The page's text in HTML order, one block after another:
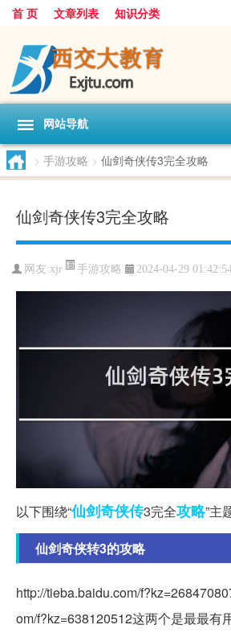
首 页 文章列表 知识分类
网站导航
> 手游攻略 > 仙剑奇侠传3完全攻略
仙剑奇侠传3完全攻略
网友:xjr 手游攻略 2024-04-29
以下围绕“仙剑奇侠传3完全攻略”主
仙剑奇侠转3的攻略
http://tieba.baidu.com/
om/f?kz=638120512这两个是最最有